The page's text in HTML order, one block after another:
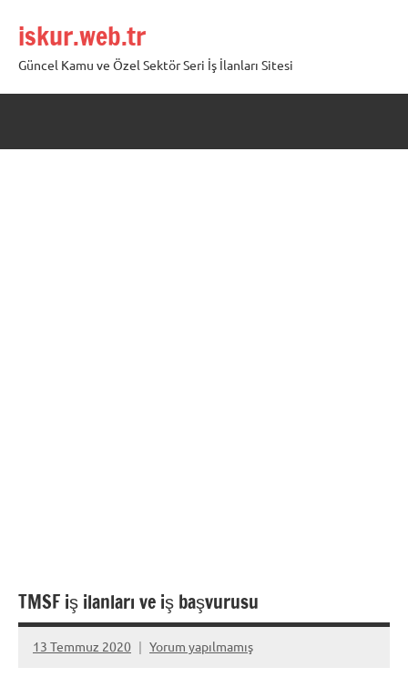
geçiskur.web.tr
Güncel Kamu ve Özel Sektör Seri İş İlanları Sitesi
TMSF iş ilanları ve iş başvurusu
13 Temmuz 2020
admin
Yorum yapılmamış